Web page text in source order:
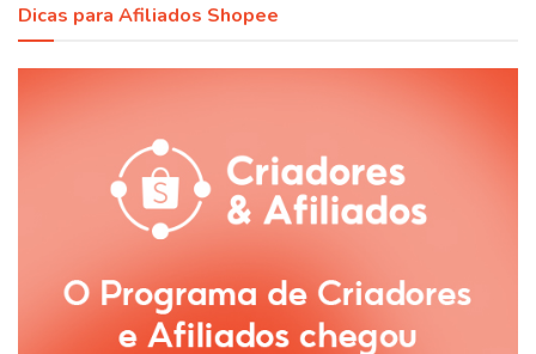
Dicas para Afiliados Shopee